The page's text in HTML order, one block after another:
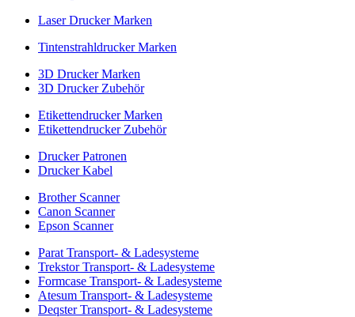
Laser Drucker Marken
Tintenstrahldrucker Marken
3D Drucker Marken
3D Drucker Zubehör
Etikettendrucker Marken
Etikettendrucker Zubehör
Drucker Patronen
Drucker Kabel
Brother Scanner
Canon Scanner
Epson Scanner
Parat Transport- & Ladesysteme
Trekstor Transport- & Ladesysteme
Formcase Transport- & Ladesysteme
Atesum Transport- & Ladesysteme
Deqster Transport- & Ladesysteme